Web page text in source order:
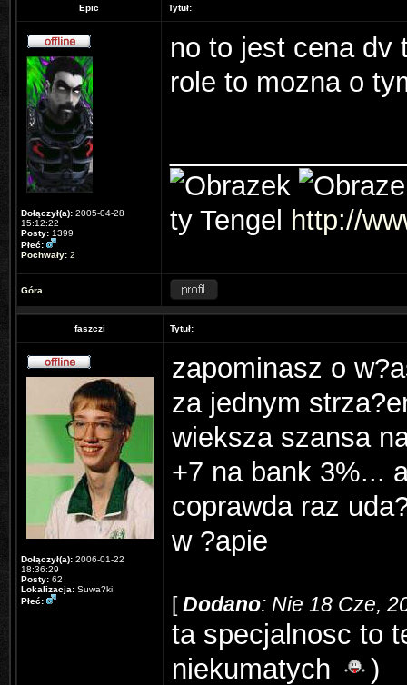
Epic Tytuł:
Dołączył(a): 2005-04-28
15:12:22
Posty: 1399
Płeć:
Pochwały: 2
no to jest cena dv
role to mozna o
ty Tengel http://
Góra
faszczi Tytuł:
Dołączył(a): 2006-01-22
18:36:29
Posty: 62
Lokalizacja: Suwa?ki
Płeć:
zapominasz o
za jednym
wieksza szansa
+7 na bank 3%...
coprawda raz
w ?apie
[Dodano: Nie 18 Cze,
ta specjalnosc to
niekumatych
)